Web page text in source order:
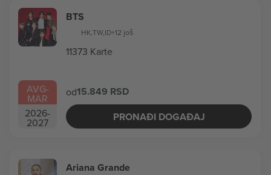
AVG-
MAR
2026-
2027
BTS
HK,TW,ID+12 još
11373 Karte
od15.849 RSD
PRONAĐI DOGAĐAJ
Ariana Grande